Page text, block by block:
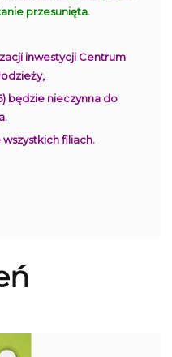
przesunięta.
inwestycji Centrum
będzie nieczynna do
filiach.